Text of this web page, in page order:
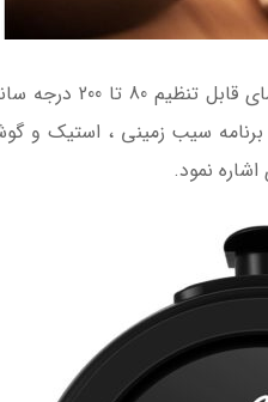
به کمک پنل نمایش
برنامه یخ زدایی ، برنامه سیب
نمود.